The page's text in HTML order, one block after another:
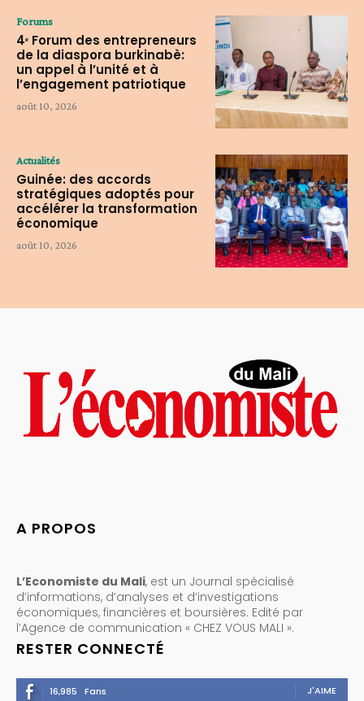
Forums
4ᵉ Forum des entrepreneurs
de la diaspora burkinabè:
un appel à l’unité et à
l’engagement patriotique
août 10, 2026
Actualités
Guinée: des accords
stratégiques adoptés pour
accélérer la transformation
économique
août 10, 2026
A PROPOS
L’Economiste du Mali, est un Journal spécialisé
d’informations, d’analyses et d’investigations
économiques, financières et boursières. Edité par
l’Agence de communication « CHEZ VOUS MALI ».
RESTER CONNECTÉ
16,985 Fans J'AIME